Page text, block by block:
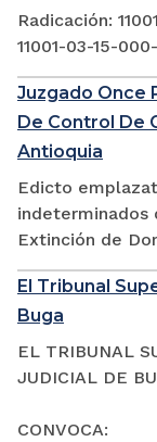
Radicación:
11001-03-15-
Juzgado Once
De Control De
Antioquia
Edicto
indeterminados
Extinción de
El Tribunal
Buga
EL TRIBUNAL
JUDICIAL DE
CONVOCA: